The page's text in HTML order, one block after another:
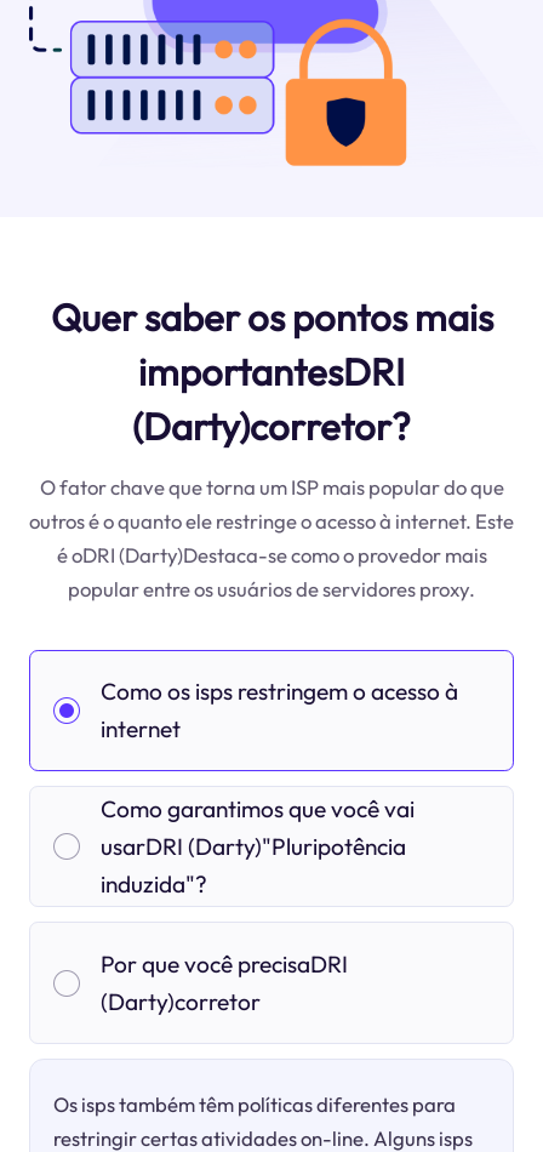
Quer saber os pontos mais
importantesDRI
(Darty)corretor?
O fator chave que torna um ISP mais popular do que
outros é o quanto ele restringe o acesso à internet. Este
é oDRI (Darty)Destaca-se como o provedor mais
popular entre os usuários de servidores proxy.
Como os isps restringem o acesso à
internet
Como garantimos que você vai
usarDRI (Darty)"Pluripotência
induzida"?
Por que você precisaDRI
(Darty)corretor
Os isps também têm políticas diferentes para
restringir certas atividades on-line. Alguns isps